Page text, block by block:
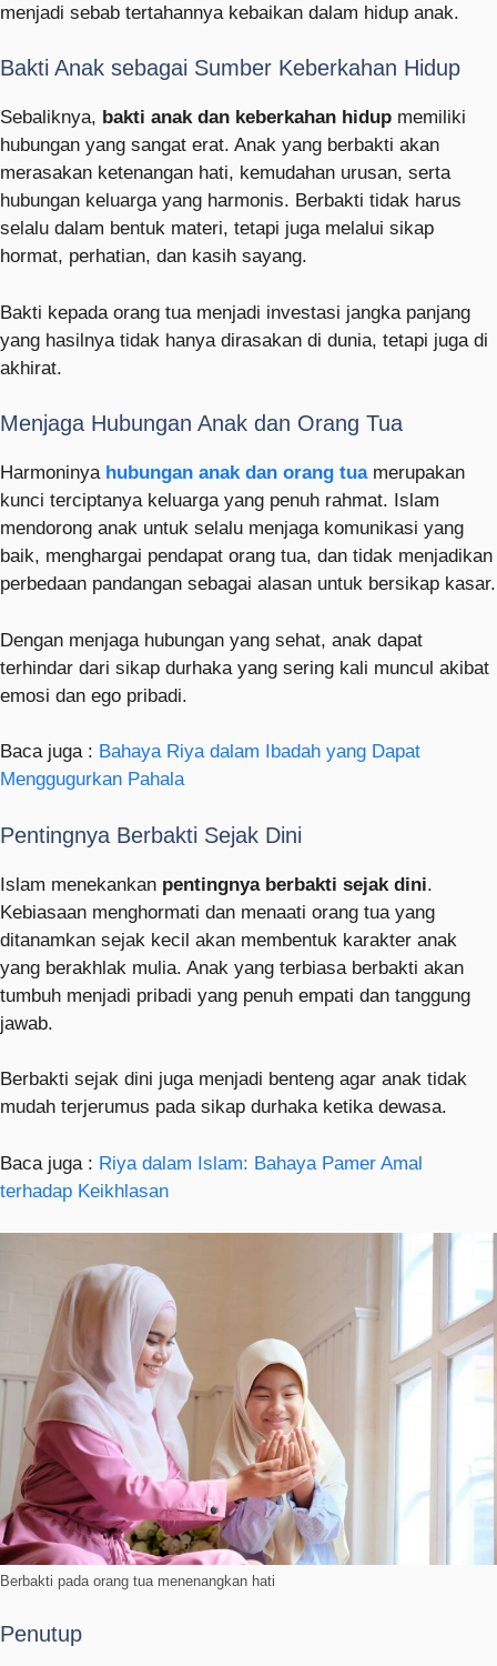
menjadi sebab tertahannya kebaikan dalam hidup anak.
Bakti Anak sebagai Sumber Keberkahan Hidup
Sebaliknya, bakti anak dan keberkahan hidup memiliki
hubungan yang sangat erat. Anak yang berbakti akan
merasakan ketenangan hati, kemudahan urusan, serta
hubungan keluarga yang harmonis. Berbakti tidak harus
selalu dalam bentuk materi, tetapi juga melalui sikap
hormat, perhatian, dan kasih sayang.
Bakti kepada orang tua menjadi investasi jangka panjang
yang hasilnya tidak hanya dirasakan di dunia, tetapi juga di
akhirat.
Menjaga Hubungan Anak dan Orang Tua
Harmoninya hubungan anak dan orang tuamerupakan
kunci terciptanya keluarga yang penuh rahmat. Islam
mendorong anak untuk selalu menjaga komunikasi yang
baik, menghargai pendapat orang tua, dan tidak menjadikan
perbedaan pandangan sebagai alasan untuk bersikap kasar.
Dengan menjaga hubungan yang sehat, anak dapat
terhindar dari sikap durhaka yang sering kali muncul akibat
emosi dan ego pribadi.
Baca juga : Bahaya Riya dalam Ibadah yang Dapat
Menggugurkan Pahala
Pentingnya Berbakti Sejak Dini
Islam menekankan pentingnya berbakti sejak dini.
Kebiasaan menghormati dan menaati orang tua yang
ditanamkan sejak kecil akan membentuk karakter anak
yang berakhlak mulia. Anak yang terbiasa berbakti akan
tumbuh menjadi pribadi yang penuh empati dan tanggung
jawab.
Berbakti sejak dini juga menjadi benteng agar anak tidak
mudah terjerumus pada sikap durhaka ketika dewasa.
Baca juga : Riya dalam Islam: Bahaya Pamer Amal
terhadap Keikhlasan
Berbakti pada orang tua menenangkan hati
Penutup